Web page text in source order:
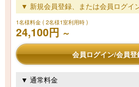
▼ 新規会員登録、または会員ログイ
1名様料金( 2名様1室利用時 )
24,100円 ～
会員ログイン/会員登
▼ 通常料金